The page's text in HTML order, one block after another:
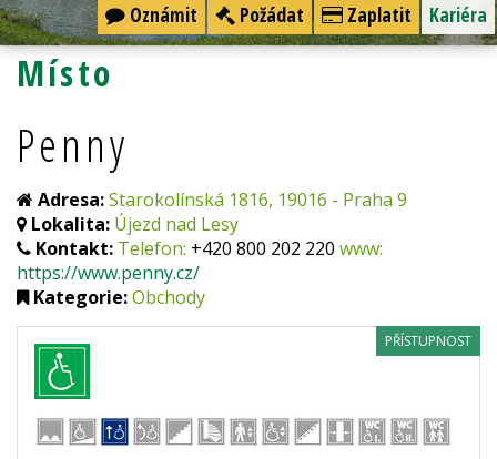
Kariéra
Zaplatit
Požádat
Oznámit
Místo
Penny
Adresa:Starokolínská 1816, 19016 - Praha 9
Lokalita: Újezd nad Lesy
Kontakt: Telefon: +420 800 202 220 www:
https://www.penny.cz/
Kategorie:Obchody
PŘÍSTUPNOST